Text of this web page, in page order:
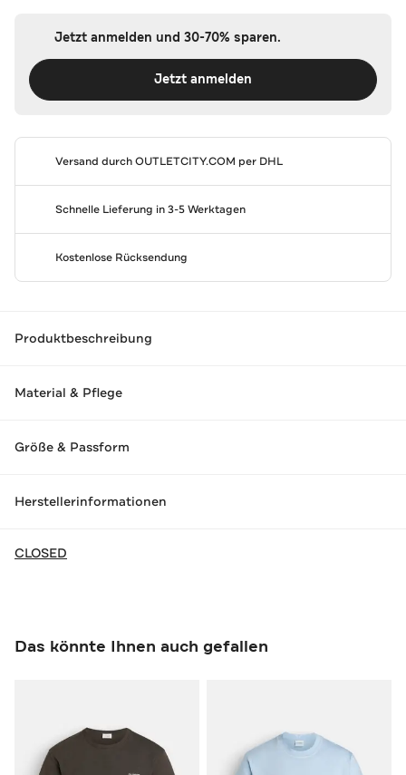
Jetzt anmelden und 30-70% sparen.
Jetzt anmelden
Versand durchOUTLETCITY.COM per DHL
Schnelle Lieferung in 3-5 Werktagen
Kostenlose Rücksendung
Produktbeschreibung
Material & Pflege
Größe & Passform
Herstellerinformationen
CLOSED
Das könnte Ihnen auch gefallen